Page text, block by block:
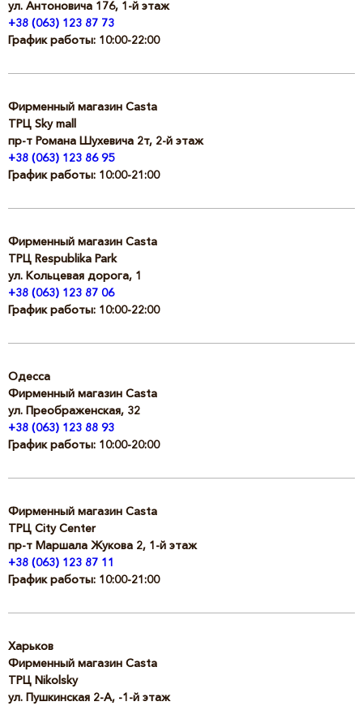
ул. Антоновича 176, 1-й этаж
+38 (063) 123 87 73
График работы: 10:00-22:00
Фирменный магазин Сasta
ТРЦ Sky mall
пр-т Романа Шухевича 2т, 2-й этаж
+38 (063) 123 86 95
График работы: 10:00-21:00
Фирменный магазин Сasta
ТРЦ Respublika Park
ул. Кольцевая дорога, 1
+38 (063) 123 87 06
График работы: 10:00-22:00
Одесса
Фирменный магазин Casta
ул. Преображенская, 32
+38 (063) 123 88 93
График работы: 10:00-20:00
Фирменный магазин Сasta
ТРЦ City Center
пр-т Маршала Жукова 2, 1-й этаж
+38 (063) 123 87 11
График работы: 10:00-21:00
Харьков
Фирменный магазин Casta
ТРЦ Nikolsky
ул. Пушкинская 2-А, -1-й этаж